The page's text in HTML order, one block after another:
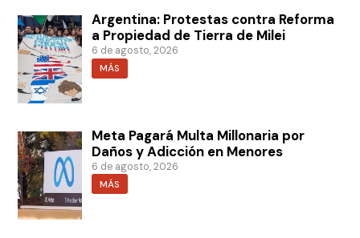
Argentina: Protestas contra Reforma
a Propiedad de Tierra de Milei
6 de agosto, 2026
MÁS
Meta Pagará Multa Millonaria por
Daños y Adicción en Menores
6 de agosto, 2026
MÁS